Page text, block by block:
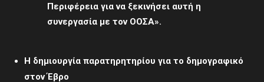
Περιφέρεια για να ξεκινήσει αυτή η
συνεργασία με τον ΟΟΣΑ».
Η δημιουργία παρατηρητηρίου για το δημογραφικό
στον Έβρο